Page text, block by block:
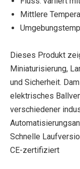
Mittlere
Dieses Produkt
Miniaturisierung,
und Sicherheit.
elektrisches
verschiedener
Schnelle
CE-zertifiziert